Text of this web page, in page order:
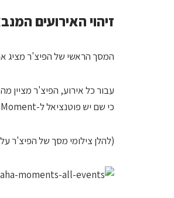
זיהוי האירועים
המסך הראשי של הפיצ'ר מציג
עבור כל אירוע, הפיצ'ר מציין
כי שם יש פוטנציאל ל-Aha Moment.
(להלן צילומי מסך של הפיצ'ר